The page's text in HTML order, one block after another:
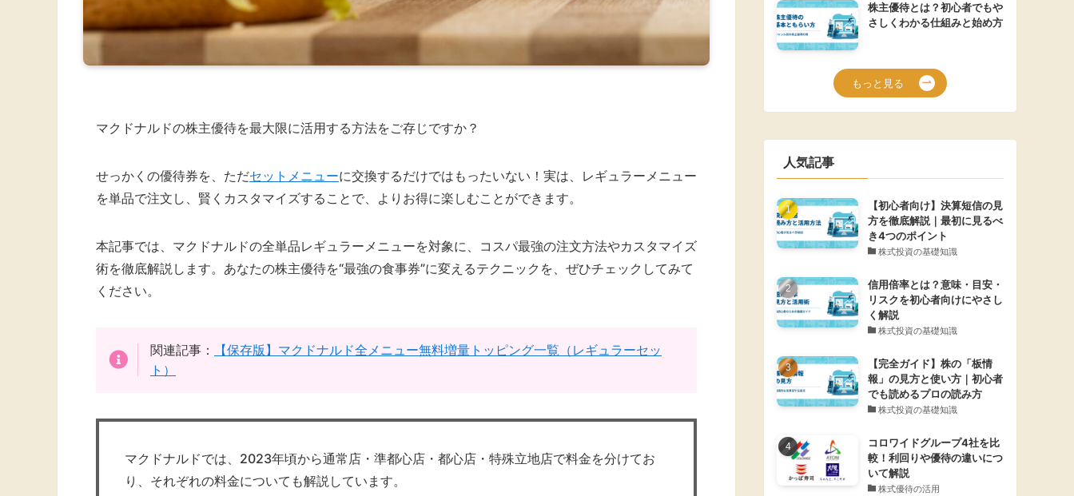
マクドナルドの株主優待を最大限に活用する方法をご存じですか？
せっかくの優待券を、ただセットメニューに交換するだけではもったいない！実は、レギュラーメニュー
を単品で注文し、賢くカスタマイズすることで、よりお得に楽しむことができます。
本記事では、マクドナルドの全単品レギュラーメニューを対象に、コスパ最強の注文方法やカスタマイズ
術を徹底解説します。あなたの株主優待を“最強の食事券”に変えるテクニックを、ぜひチェックしてみて
ください。
関連記事：
【保存版】マクドナルド全メニュー無料増量トッピング一覧（レギュラーセッ
ト）
マクドナルドでは、2023年頃から通常店・準都心店・都心店・特殊立地店で料金を分けてお
り、それぞれの料金についても解説しています。
株主優待とは？初心者でもや
さしくわかる仕組みと始め方
もっと見る
人気記事
【初心者向け】決算短信の見
方を徹底解説｜最初に見るべ
き4つのポイント
株式投資の基礎知識
信用倍率とは？意味・目安・
リスクを初心者向けにやさし
く解説
株式投資の基礎知識
【完全ガイド】株の「板情
報」の見方と使い方｜初心者
でも読めるプロの読み方
株式投資の基礎知識
コロワイドグループ4社を比
較！利回りや優待の違いにつ
いて解説
株式優待の活用